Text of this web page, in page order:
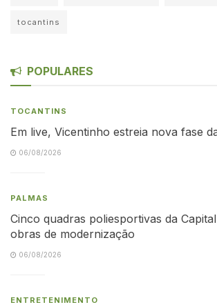
tocantins
POPULARES
TOCANTINS
Em live, Vicentinho estreia nova fase
06/08/2026
PALMAS
Cinco quadras poliesportivas da
obras de modernização
06/08/2026
ENTRETENIMENTO